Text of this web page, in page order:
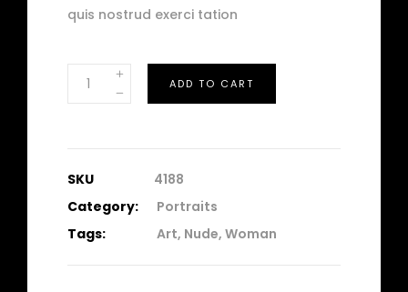
quis nostrud exerci tation
Shadow
quantity
ADD TO CART
SKU
4188
Category:
Portraits
Tags:
Art, Nude, Woman